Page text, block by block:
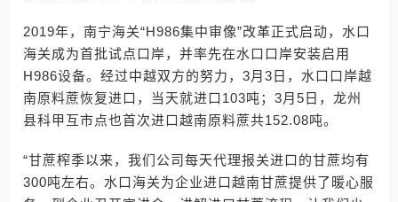
2019年，南宁海关“H986集中审像”改革正式启动，水口
海关成为首批试点口岸，并率先在水口口岸安装启用
H986设备。经过中越双方的努力，3月3日，水口口岸越
南原料蔗恢复进口，当天就进口103吨；3月5日，龙州
县科甲互市点也首次进口越南原料蔗共152.08吨。
“甘蔗榨季以来，我们公司每天代理报关进口的甘蔗均有
300吨左右。水口海关为企业进口越南甘蔗提供了暖心服